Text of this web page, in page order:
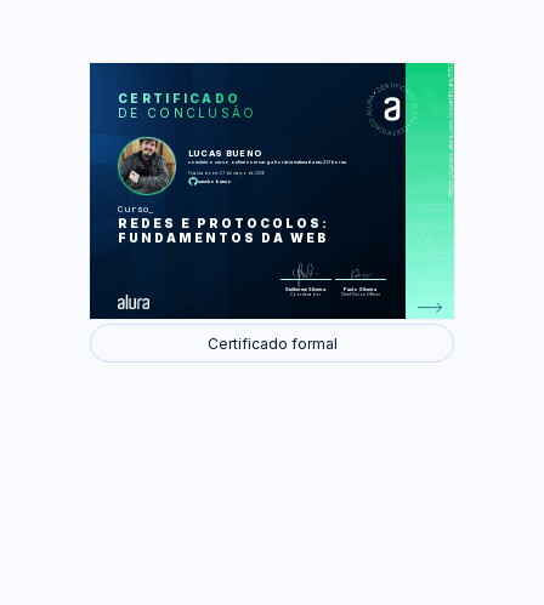
CERTIFICADO
DE CONCLUSÃO
LUCAS BUENO
concluiu o curso online com carga horária estimada em 20 horas.
Finalizado em 27 de março de 2026
sanchobueno
Curso
REDES E PROTOCOLOS:
FUNDAMENTOS DA WEB
Guilherme Silveira
Coordenador
Paulo Silveira
Chief Vision Officer
https://cursos.alura.com.br/certificate/1752d569-5eb1-44b8-970b-7e1825027aad
LAS
Fundamentos de redes e TCP/IP
Modelo cliente-servidor e Protocolo
Certificado formal